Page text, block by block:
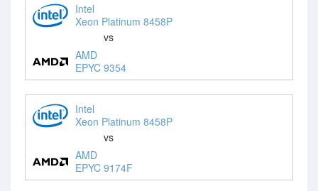
Intel
Xeon Platinum 8458P
vs
AMD
EPYC 9354
Intel
Xeon Platinum 8458P
vs
AMD
EPYC 9174F